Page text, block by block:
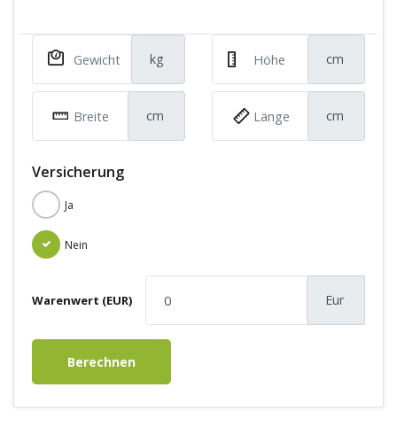
kg cm
cm cm
Versicherung
Ja
Nein
Warenwert (EUR) Eur
Berechnen